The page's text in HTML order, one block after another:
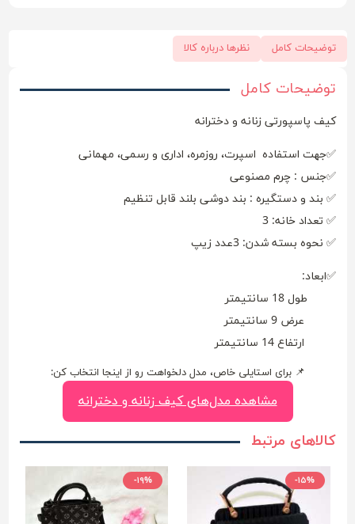
توضیحات کامل نظرها درباره کالا
توضیحات کامل
کیف پاسپورتی زنانه و دخترانه
✅جهت استفاده اسپرت، روزمره، اداری و رسمی، مهمانی
✅جنس : چرم مصنوعی
✅ بند و دستگیره : بند دوشی بلند قابل تنظیم
✅ تعداد خانه: 3
✅ نحوه بسته شدن: 3عدد زیپ
✅ابعاد:
طول 18 سانتیمتر
عرض 9 سانتیمتر
ارتفاع 14 سانتیمتر
📌 برای استایلی خاص، مدل دلخواهت رو از اینجا انتخاب کن:
مشاهده مدل‌های کیف زنانه و دخترانه
کالاهای مرتبط
-۱۵% -۱۹%